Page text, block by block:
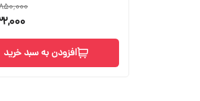
افزودن به سبد خرید